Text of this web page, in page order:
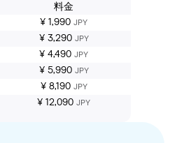
料金
¥ 1,990 JPY
¥ 3,290 JPY
¥ 4,490 JPY
¥ 5,990 JPY
¥ 8,190 JPY
¥ 12,090 JPY